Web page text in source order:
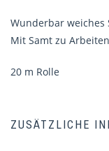
Wunderbar weiches
Mit Samt zu
20 m Rolle
ZUSÄTZLICHE